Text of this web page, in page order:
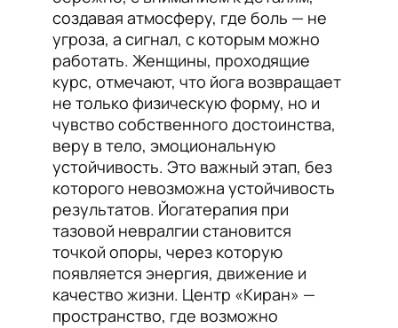
создавая атмосферу, где боль — не
угроза, а сигнал, с которым можно
работать. Женщины, проходящие
курс, отмечают, что йога возвращает
не только физическую форму, но и
чувство собственного достоинства,
веру в тело, эмоциональную
устойчивость. Это важный этап, без
которого невозможна устойчивость
результатов. Йогатерапия при
тазовой невралгии становится
точкой опоры, через которую
появляется энергия, движение и
качество жизни. Центр «Киран» —
пространство, где возможно